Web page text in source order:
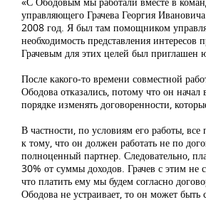
управляющего Грачева Георгия
2008 год. Я был там помощником
необходимость представления интересов
Грачевым для этих целей был приглашен
После какого-то времени совместной
Ободова отказались, потому что он начал
порядке изменять договоренности,
В частности, по условиям его работы, все
к тому, что он должен работать не по
полноценный партнер. Следовательно,
30% от суммы доходов. Грачев с этим не
что платить ему мы будем согласно
Ободова не устраивает, то он может быть